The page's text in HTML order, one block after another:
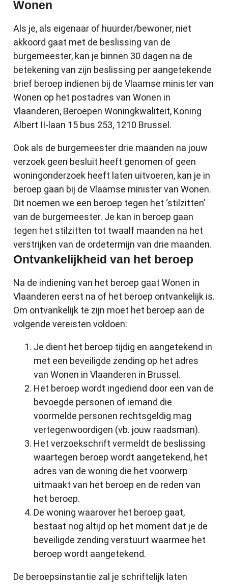
Wonen
Als je, als eigenaar of huurder/bewoner, niet
akkoord gaat met de beslissing van de
burgemeester, kan je binnen 30 dagen na de
betekening van zijn beslissing per aangetekende
brief beroep indienen bij de Vlaamse minister van
Wonen op het postadres van Wonen in
Vlaanderen, Beroepen Woningkwaliteit, Koning
Albert II-laan 15 bus 253, 1210 Brussel.
Ook als de burgemeester drie maanden na jouw
verzoek geen besluit heeft genomen of geen
woningonderzoek heeft laten uitvoeren, kan je in
beroep gaan bij de Vlaamse minister van Wonen.
Dit noemen we een beroep tegen het ‘stilzitten’
van de burgemeester. Je kan in beroep gaan
tegen het stilzitten tot twaalf maanden na het
verstrijken van de ordetermijn van drie maanden.
Ontvankelijkheid van het beroep
Na de indiening van het beroep gaat Wonen in
Vlaanderen eerst na of het beroep ontvankelijk is.
Om ontvankelijk te zijn moet het beroep aan de
volgende vereisten voldoen:
Je dient het beroep tijdig en aangetekend in
met een beveiligde zending op het adres
van Wonen in Vlaanderen in Brussel.
Het beroep wordt ingediend door een van de
bevoegde personen of iemand die
voormelde personen rechtsgeldig mag
vertegenwoordigen (vb. jouw raadsman).
Het verzoekschrift vermeldt de beslissing
waartegen beroep wordt aangetekend, het
adres van de woning die het voorwerp
uitmaakt van het beroep en de reden van
het beroep.
De woning waarover het beroep gaat,
bestaat nog altijd op het moment dat je de
beveiligde zending verstuurt waarmee het
beroep wordt aangetekend.
De beroepsinstantie zal je schriftelijk laten